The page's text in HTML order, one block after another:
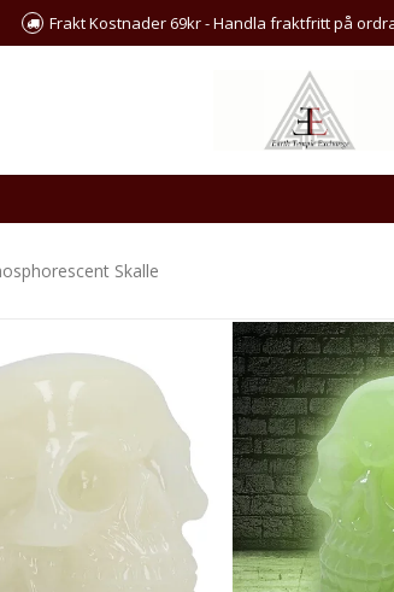
Frakt Kostnader 69kr - Handla fraktfritt på
Skalle